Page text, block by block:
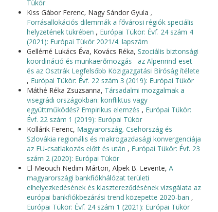
Tükör
Kiss Gábor Ferenc, Nagy Sándor Gyula ,
Forrásallokációs dilemmák a fővárosi régiók speciális
helyzetének tükrében , Európai Tükör: Évf. 24 szám 4
(2021): Európai Tükör 2021/4. lapszám
Gellérné Lukács Éva, Kovács Réka, Szociális biztonsági
koordináció és munkaerőmozgás –az Alpenrind-eset
és az Osztrák Legfelsőbb Közigazgatási Bíróság ítélete
, Európai Tükör: Évf. 22 szám 3 (2019): Európai Tükör
Máthé Réka Zsuzsanna, Társadalmi mozgalmak a
visegrádi országokban: konfliktus vagy
együttműködés? Empirikus elemzés , Európai Tükör:
Évf. 22 szám 1 (2019): Európai Tükör
Kollárik Ferenc, Magyarország, Csehország és
Szlovákia regionális és makrogazdasági konvergenciája
az EU-csatlakozás előtt és után , Európai Tükör: Évf. 23
szám 2 (2020): Európai Tükör
El-Meouch Nedim Márton, Alpek B. Levente, A
magyarországi bankfiókhálózat területi
elhelyezkedésének és klasztereződésének vizsgálata az
európai bankfiókbezárási trend közepette 2020-ban ,
Európai Tükör: Évf. 24 szám 1 (2021): Európai Tükör